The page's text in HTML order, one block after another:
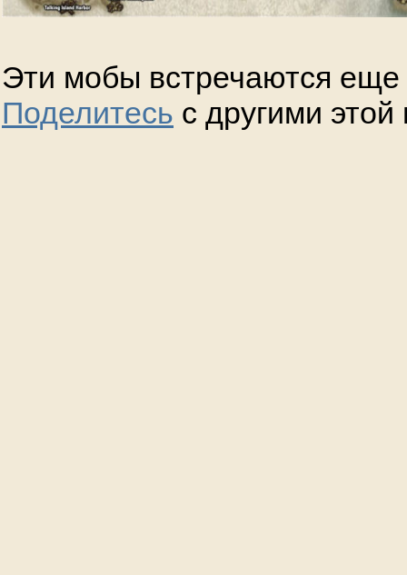
Эти мобы встречаются еще
Поделитесь с другими